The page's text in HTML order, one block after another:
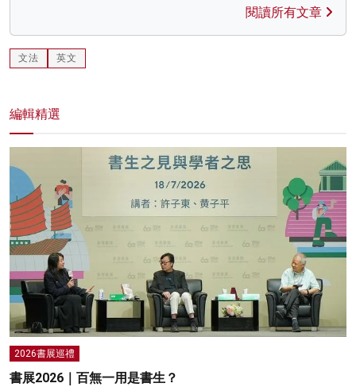
閱讀所有文章
文法 英文
編輯精選
2026書展巡禮
書展2026｜百無一用是書生？